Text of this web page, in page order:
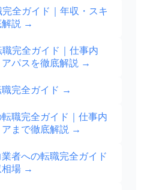
全ガイド｜年収・スキ
解説 →
完全ガイド｜仕事内
パスを徹底解説 →
完全ガイド →
職完全ガイド｜仕事内
まで徹底解説 →
者への転職完全ガイド
相場 →